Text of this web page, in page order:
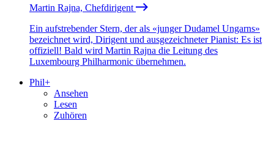
Martin Rajna, Chefdirigent
Ein aufstrebender Stern, der als «junger Dudamel Ungarns»
bezeichnet wird, Dirigent und ausgezeichneter Pianist: Es ist
offiziell! Bald wird Martin Rajna die Leitung des
Luxembourg Philharmonic übernehmen.
Phil+
Ansehen
Lesen
Zuhören